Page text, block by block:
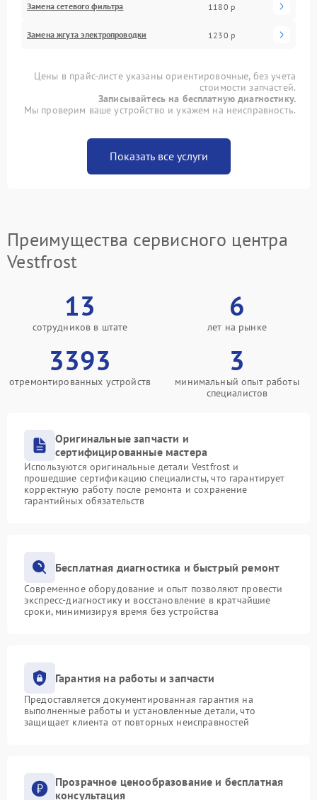
Замена сетевого фильтра 1180 р
Замена жгута электропроводки 1230 р
Цены в прайс-листе указаны ориентировочные, без учета
стоимости запчастей.
Записывайтесь на бесплатную диагностику.
Мы проверим ваше устройство и укажем на неисправность.
Показать все услуги
Преимущества сервисного центра
Vestfrost
13
сотрудников в штате
6
лет на рынке
3393
отремонтированных устройств
3
минимальный опыт работы
специалистов
Оригинальные запчасти и
сертифицированные мастера
Используются оригинальные детали Vestfrost и
прошедшие сертификацию специалисты, что гарантирует
корректную работу после ремонта и сохранение
гарантийных обязательств
Бесплатная диагностика и быстрый ремонт
Современное оборудование и опыт позволяют провести
экспресс-диагностику и восстановление в кратчайшие
сроки, минимизируя время без устройства
Гарантия на работы и запчасти
Предоставляется документированная гарантия на
выполненные работы и установленные детали, что
защищает клиента от повторных неисправностей
Прозрачное ценообразование и бесплатная
консультация